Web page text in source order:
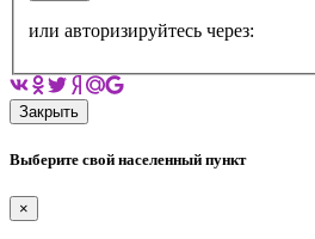
или авторизируйтесь через:
Закрыть
Выберите свой населенный пункт
×